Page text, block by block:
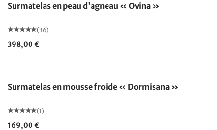
Surmatelas en peau d'agneau « Ovina »
(36)
398,00 €
Surmatelas en mousse froide « Dormisana »
(1)
169,00 €